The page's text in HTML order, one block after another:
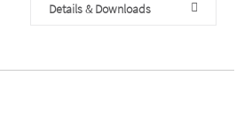
Details & Downloads